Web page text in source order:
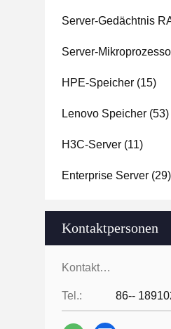
Server-Gedächtnis
Server-
HPE-Speicher (15)
Lenovo Speicher (53)
H3C-Server (11)
Enterprise Server (29)
Kontaktpersonen
Kontaktpersonen:
Tel.: 86--